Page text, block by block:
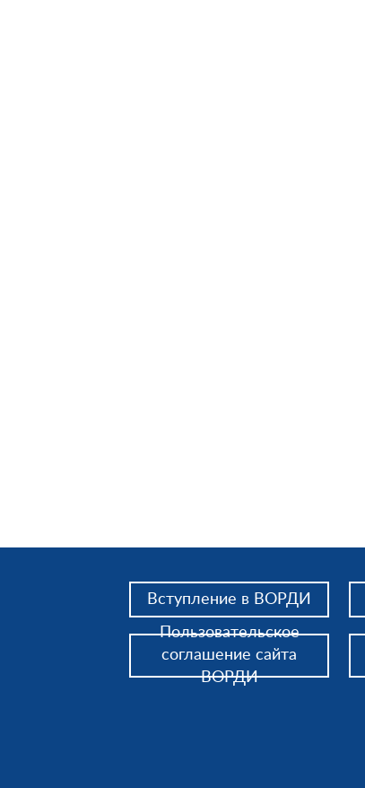
Вступление в ВОРДИ
Пользовательское
соглашение сайта
ВОРДИ